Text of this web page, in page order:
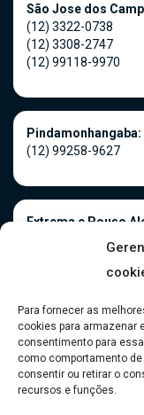
Para fornecer as
cookies para armazenar
consentimento para
como comportamento
consentir ou retirar o
recursos e funções.
São Jose dos
(12) 3322-0738
(12) 3308-2747
(12) 99118-9970
Pindamonhangaba:
(12) 99258-9627
Extrema e Pouso
(35) 3181-0966
Caraguatatuba:
(12) 99118-9970